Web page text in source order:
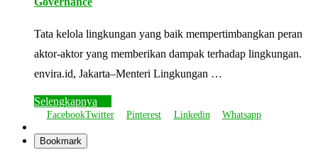
Tata kelola lingkungan yang baik mempertimbangkan peran
aktor-aktor yang memberikan dampak terhadap lingkungan.
envira.id, Jakarta–Menteri Lingkungan …
Selengkapnya
FacebookTwitter Pinterest Linkedin Whatsapp
Bookmark